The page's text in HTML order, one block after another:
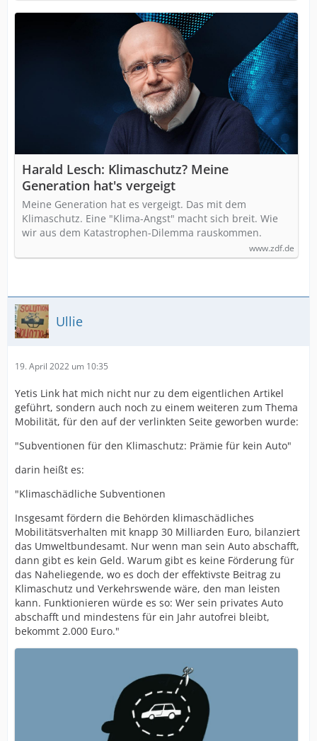
Harald Lesch: Klimaschutz? Meine
Generation hat's vergeigt
Meine Generation hat es vergeigt. Das mit dem
Klimaschutz. Eine "Klima-Angst" macht sich breit. Wie
wir aus dem Katastrophen-Dilemma rauskommen.
www.zdf.de
Ullie
19. April 2022 um 10:35
Yetis Link hat mich nicht nur zu dem eigentlichen Artikel
geführt, sondern auch noch zu einem weiteren zum Thema
Mobilität, für den auf der verlinkten Seite geworben wurde:
"Subventionen für den Klimaschutz: Prämie für kein Auto"
darin heißt es:
"Klimaschädliche Subventionen
Insgesamt fördern die Behörden klimaschädliches
Mobilitätsverhalten mit knapp 30 Milliarden Euro, bilanziert
das Umweltbundesamt. Nur wenn man sein Auto abschafft,
dann gibt es kein Geld. Warum gibt es keine Förderung für
das Naheliegende, wo es doch der effektivste Beitrag zu
Klimaschutz und Verkehrswende wäre, den man leisten
kann. Funktionieren würde es so: Wer sein privates Auto
abschafft und mindestens für ein Jahr autofrei bleibt,
bekommt 2.000 Euro."